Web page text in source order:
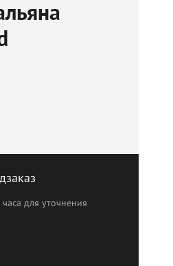
для уточнения